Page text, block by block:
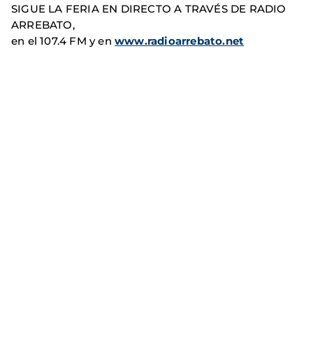
SIGUE LA FERIA EN DIRECTO A TRAVÉS DE RADIO
ARREBATO,
en el 107.4 FM y en www.radioarrebato.net